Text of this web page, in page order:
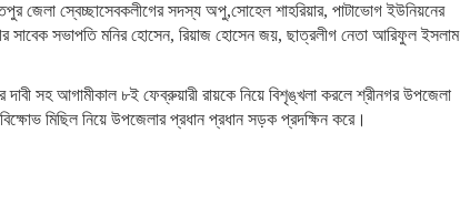
জেলা স্বেচ্ছাসেবকলীগের সদস্য অপু,সোহেল শাহরিয়ার, পাটাভোগ ইউনিয়নের
সাবেক সভাপতি মনির হোসেন, রিয়াজ হোসেন জয়, ছাত্রলীগ নেতা আরিফুল ইসলাম
সহ আগামীকাল ৮ই ফেব্রুয়ারী রায়কে নিয়ে বিশৃঙ্খলা করলে শ্রীনগর উপজেলা
মিছিল নিয়ে উপজেলার প্রধান প্রধান সড়ক প্রদক্ষিন করে।